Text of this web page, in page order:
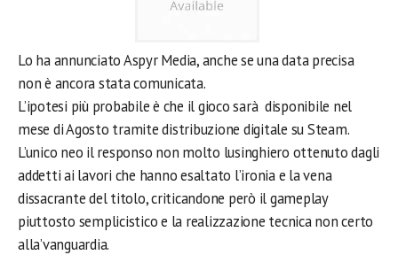
Lo ha annunciato Aspyr Media, anche se una data precisa
non è ancora stata comunicata.
L’ipotesi più probabile è che il gioco sarà disponibile nel
mese di Agosto tramite distribuzione digitale su Steam.
L’unico neo il responso non molto lusinghiero ottenuto dagli
addetti ai lavori che hanno esaltato l’ironia e la vena
dissacrante del titolo, criticandone però il gameplay
piuttosto semplicistico e la realizzazione tecnica non certo
alla’vanguardia.